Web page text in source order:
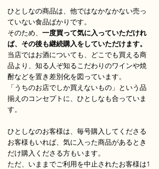
ひとしなの商品は、他ではなかなかない売っ
ていない食品ばかりです。
そのため、 一度買って気に入っていただけれ
ば、その後も継続購入をしていただけます。
当店ではお酒についても、どこでも買える商
品より、知る人ぞ知るこだわりのワインや焼
酎などを置き差別化を図っています。
「うちのお店でしか買えないもの」という品
揃えのコンセプトに、ひとしなも合っていま
す。
ひとしなのお客様は、毎号購入してくださる
お客様もいれば、気に入った商品があるとき
だけ購入くださる方もいます。
ただ、いままでご利用を中止されたお客様は1